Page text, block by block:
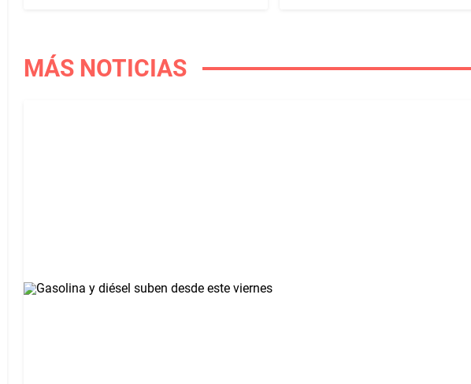
MÁS NOTICIAS